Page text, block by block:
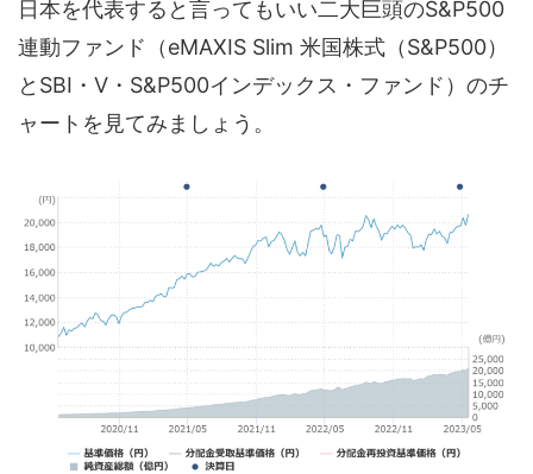
日本を代表すると言ってもいい二大巨頭のS&P500
連動ファンド（eMAXIS Slim 米国株式（S&P500）
とSBI・V・S&P500インデックス・ファンド）のチ
ャートを見てみましょう。